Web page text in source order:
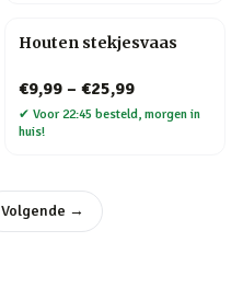
Houten stekjesvaas
€9,99 – €25,99
✔ Voor 22:45 besteld, morgen in
huis!
Volgende →